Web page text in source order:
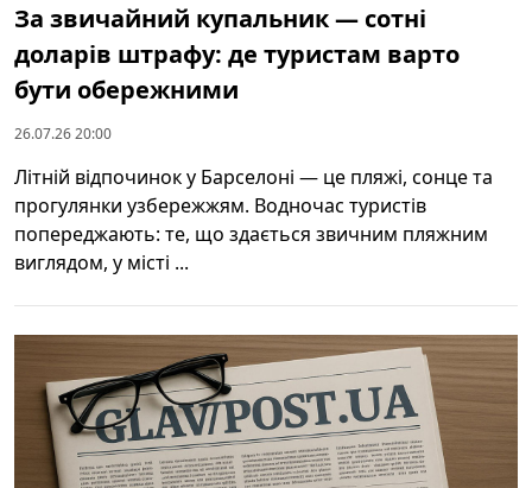
За звичайний купальник — сотні
доларів штрафу: де туристам варто
бути обережними
26.07.26 20:00
Літній відпочинок у Барселоні — це пляжі, сонце та
прогулянки узбережжям. Водночас туристів
попереджають: те, що здається звичним пляжним
виглядом, у місті ...